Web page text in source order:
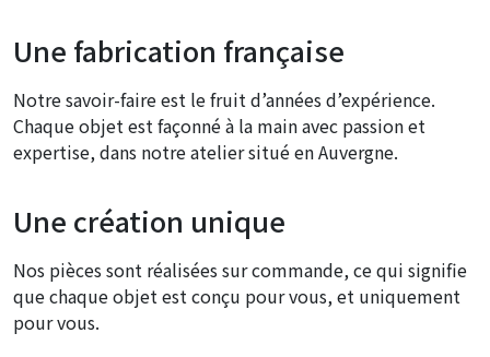
Une fabrication française
Notre savoir-faire est le fruit d’années d’expérience.
Chaque objet est façonné à la main avec passion et
expertise, dans notre atelier situé en Auvergne.
Une création unique
Nos pièces sont réalisées sur commande, ce qui signifie
que chaque objet est conçu pour vous, et uniquement
pour vous.